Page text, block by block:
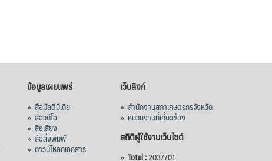
ข้อมูลเผยแพร่
» สื่อมัลติมีเดีย
» สื่อวิดีโอ
» สื่อเสียง
» สื่อสิ่งพิมพ์
» ดาวน์โหลดเอกสาร
เว็บลิงก์
» สำนักงานสภาเกษตรกรจังหวัด
» หน่วยงานที่เกี่ยวข้อง
สถิติผู้ใช้งานเว็บไซต์
» Total :2037701